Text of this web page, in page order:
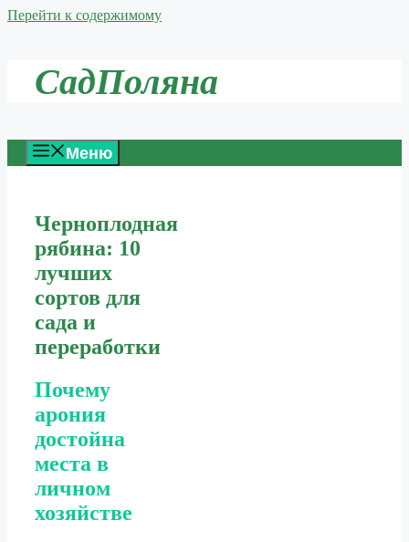
Перейти к содержимому
СадПоляна
Меню
Черноплодная
рябина: 10
лучших
сортов для
сада и
переработки
Почему
арония
достойна
места в
личном
хозяйстве